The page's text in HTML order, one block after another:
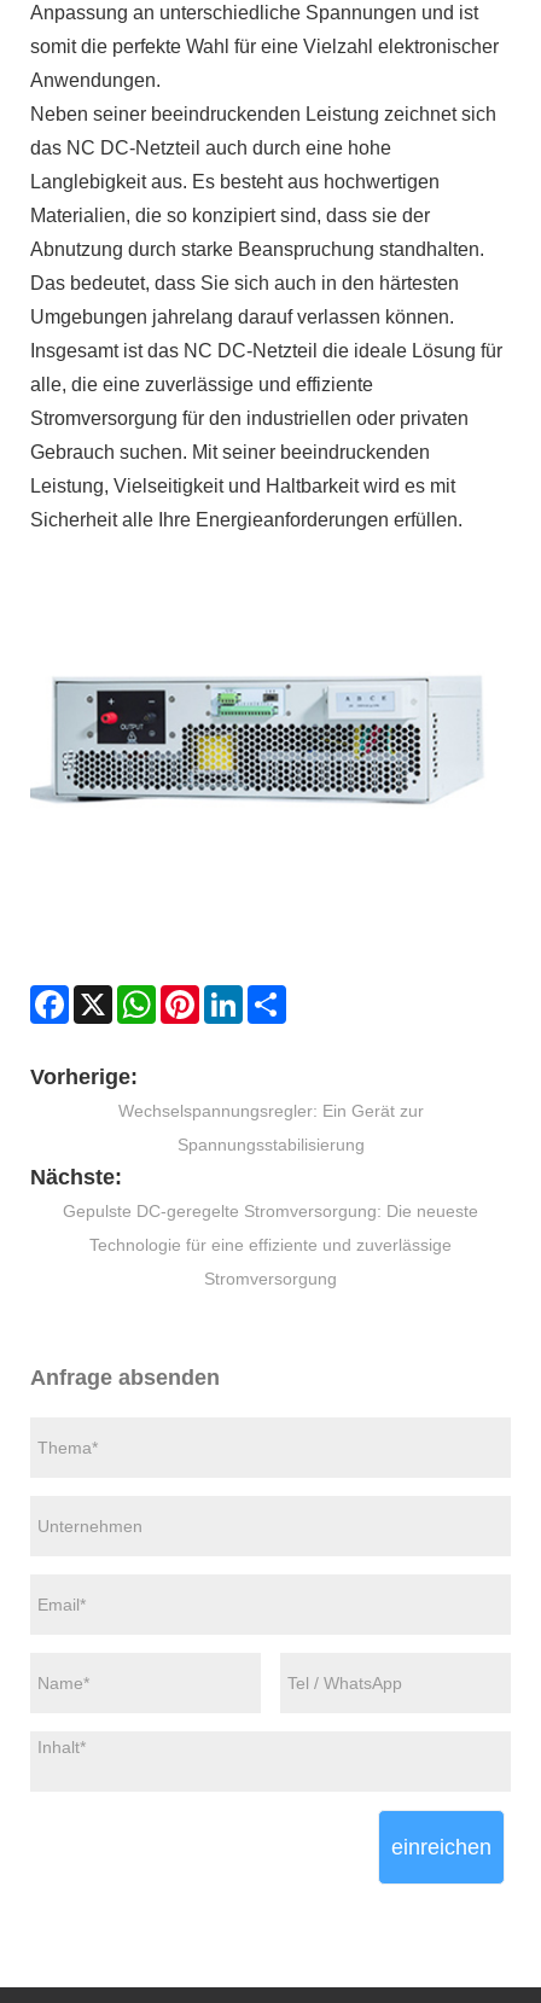
Anpassung an unterschiedliche Spannungen und ist
somit die perfekte Wahl für eine Vielzahl elektronischer
Anwendungen.
Neben seiner beeindruckenden Leistung zeichnet sich
das NC DC-Netzteil auch durch eine hohe
Langlebigkeit aus. Es besteht aus hochwertigen
Materialien, die so konzipiert sind, dass sie der
Abnutzung durch starke Beanspruchung standhalten.
Das bedeutet, dass Sie sich auch in den härtesten
Umgebungen jahrelang darauf verlassen können.
Insgesamt ist das NC DC-Netzteil die ideale Lösung für
alle, die eine zuverlässige und effiziente
Stromversorgung für den industriellen oder privaten
Gebrauch suchen. Mit seiner beeindruckenden
Leistung, Vielseitigkeit und Haltbarkeit wird es mit
Sicherheit alle Ihre Energieanforderungen erfüllen.
Facebook
X WhatsAppPinterestLinkedIn
Vorherige:
Wechselspannungsregler: Ein Gerät zur
Spannungsstabilisierung
Nächste:
Gepulste DC-geregelte Stromversorgung: Die neueste
Technologie für eine effiziente und zuverlässige
Stromversorgung
Anfrage absenden
einreichen